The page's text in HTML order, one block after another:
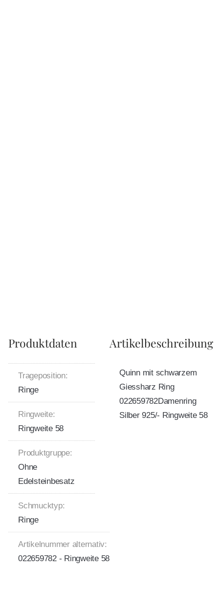
Produktdaten
Trageposition:
Ringe
Ringweite:
Ringweite 58
Produktgruppe:
Ohne
Edelsteinbesatz
Schmucktyp:
Ringe
Artikelnummer alternativ:
022659782 - Ringweite 58
Artikelbeschreibung
Quinn mit schwarzem
Giessharz Ring
022659782Damenring
Silber 925/- Ringweite 58